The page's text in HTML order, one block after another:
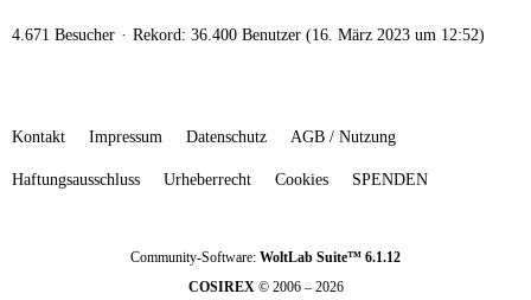
4.671 Besucher Rekord: 36.400 Benutzer (16. März 2023 um 12:52)
Kontakt Impressum Datenschutz AGB / Nutzung
Haftungsausschluss Urheberrecht Cookies SPENDEN
Community-Software: WoltLab Suite™ 6.1.12
COSIREX© 2006 – 2026